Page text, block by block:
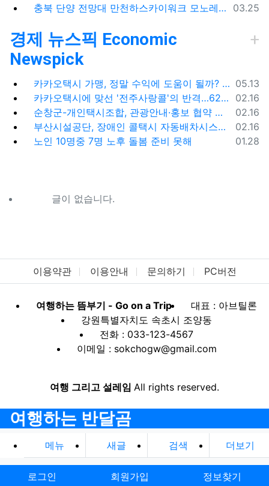
등록일
03.25
충북 단양 전망대 만천하스카이워크 모노레일 주차장 여행코스
경제 뉴스픽 Economic
Newspick
등록일
05.13
카카오택시 가맹, 정말 수익에 도움이 될까? '봉이 김선달'식 수수료의 진실
등록일
02.16
카카오택시에 맞선 '전주사랑콜'의 반격…62% 가입해 순항
등록일
02.16
순창군-개인택시조합, 관광안내·홍보 협약 체결
등록일
02.16
부산시설공단, 장애인 콜택시 자동배차시스템 시범 운영
등록일
01.28
노인 10명중 7명 노후 돌봄 준비 못해
글이 없습니다.
이용약관 이용안내 문의하기 PC버전
여행하는 뜸부기 - Go on a Trip
대표 : 아브틸론
강원특별자치도 속초시 조양동
전화 : 033-123-4567
이메일 : sokchogw@gmail.com
여행 그리고 설레임 All rights reserved.
여행하는 반달곰
메뉴 새글 검색 더보기
로그인 회원가입 정보찾기